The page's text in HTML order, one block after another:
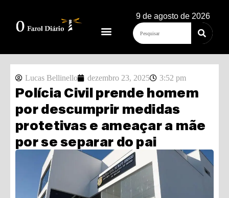
9 de agosto de 2026
Lucas Bellinello dezembro 23, 2025 3:52 pm
Polícia Civil prende homem
por descumprir medidas
protetivas e ameaçar a mãe
por se separar do pai